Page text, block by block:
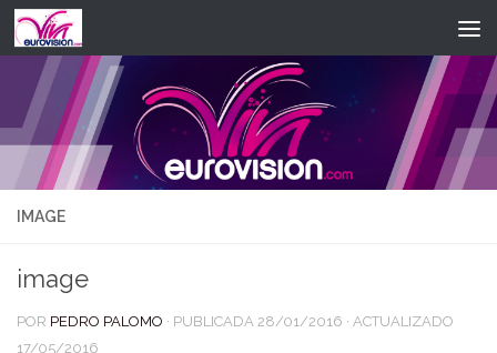
Saltar al contenido
IMAGE
image
POR PEDRO PALOMO · PUBLICADA 28/01/2016 · ACTUALIZADO
17/05/2016